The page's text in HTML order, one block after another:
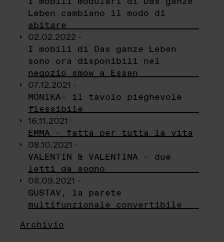
Leben cambiano il modo di
abitare
02.02.2022 -
I mobili di Das ganze Leben
sono ora disponibili nel
negozio smow a Essen
07.12.2021 -
MONIKA– il tavolo pieghevole
flessibile
16.11.2021 -
EMMA – fatta per tutta la vita
08.10.2021 -
VALENTIN & VALENTINA – due
letti da sogno
08.09.2021 -
GUSTAV, la parete
multifunzionale convertibile
Archivio